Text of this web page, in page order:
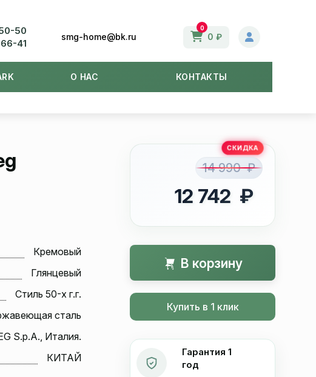
50
41
smg-home@bk.ru
0
0 ₽
О НАС КОНТАКТЫ
Кремовый
Глянцевый
Стиль 50-х г.г.
сталь
S.p.A., Италия.
КИТАЙ
14 990 ₽
12 742 ₽
В корзину
Купить в 1 клик
Гарантия 1
год